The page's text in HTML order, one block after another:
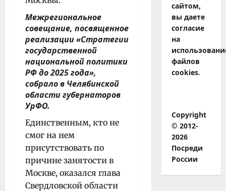
Межрегиональное
совещание, посвященное
реализации «Стратегии
государственной
национальной политики
РФ до 2025 года»,
собрало в Челябинской
области губернаторов
УрФО.
Единственным, кто не
смог на нем
присутствовать по
причине занятости в
Москве, оказался глава
Свердловской области
сайтом,
вы даете
согласие
на
файлов
cookies.
Copyright
© 2012-
2026
Посреди
России